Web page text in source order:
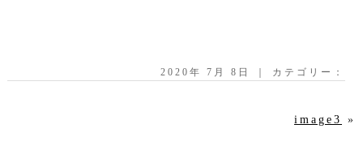
2020年 7月 8日 ｜ カテゴリー：
image3 »